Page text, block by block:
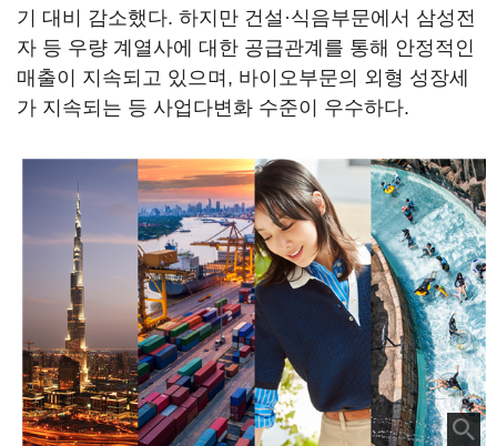
기 대비 감소했다. 하지만 건설·식음부문에서 삼성전
자 등 우량 계열사에 대한 공급관계를 통해 안정적인
매출이 지속되고 있으며, 바이오부문의 외형 성장세
가 지속되는 등 사업다변화 수준이 우수하다.